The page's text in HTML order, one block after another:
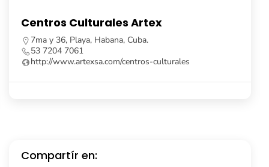
Librería Fayad Jamís
Calle Obispo, no. 261, e/ Cuba y Aguiar, La Habana
Vieja, Cuba.
53 7862 8091
Compartír en: